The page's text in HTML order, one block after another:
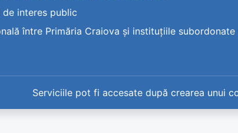
interes public
între Primăria Craiova și instituțiile
Serviciile pot fi accesate după crearea unui